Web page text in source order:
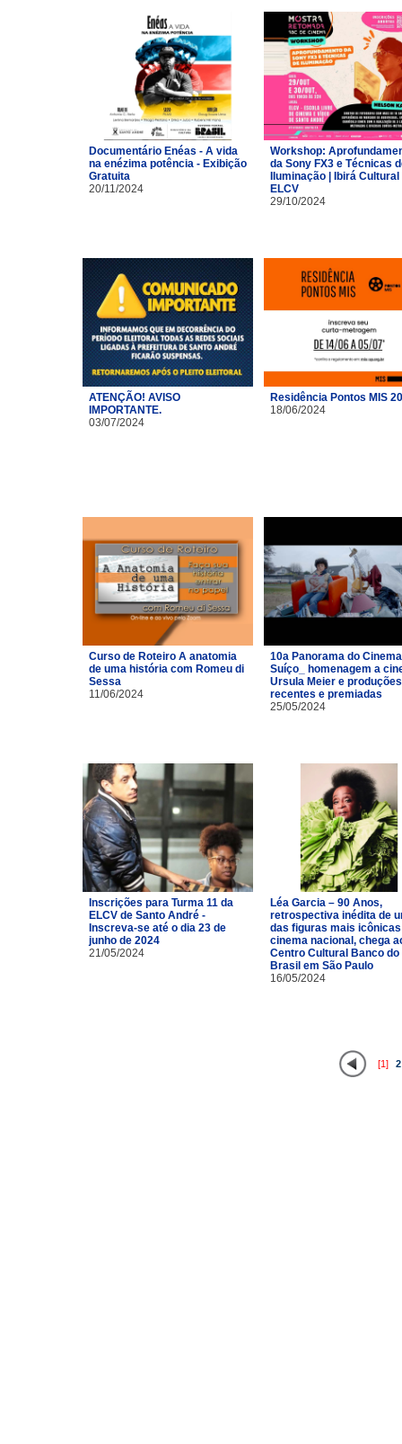
Documentário Enéas - A vida
na enézima potência - Exibição
Gratuita
20/11/2024
Workshop:
da Sony FX3 e Técnicas
Iluminação | Ibirá Cultural
ELCV
29/10/2024
ATENÇÃO! AVISO
IMPORTANTE.
03/07/2024
Residência Pontos MIS
18/06/2024
Curso de Roteiro A anatomia
de uma história com Romeu di
Sessa
11/06/2024
10a Panorama do Cinema
Suíço_ homenagem a
Ursula Meier e produções
recentes e premiadas
25/05/2024
Inscrições para Turma 11 da
ELCV de Santo André -
Inscreva-se até o dia 23 de
junho de 2024
21/05/2024
Léa Garcia – 90 Anos,
retrospectiva inédita de
das figuras mais
cinema nacional, chega
Centro Cultural Banco do
Brasil em São Paulo
16/05/2024
[1] 2